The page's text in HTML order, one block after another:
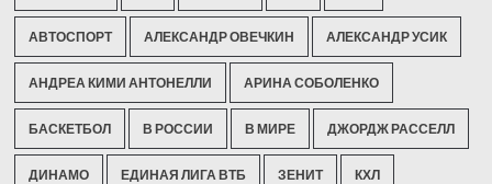
АВТОСПОРТ АЛЕКСАНДР ОВЕЧКИН АЛЕКСАНДР УСИК
АНДРЕА КИМИ АНТОНЕЛЛИ АРИНА СОБОЛЕНКО
БАСКЕТБОЛ В РОССИИ В МИРЕ ДЖОРДЖ РАССЕЛЛ
ДИНАМО ЕДИНАЯ ЛИГА ВТБ ЗЕНИТ КХЛ